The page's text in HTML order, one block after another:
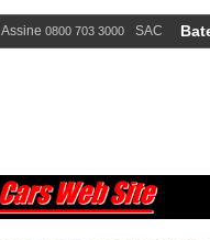
Assine 0800 703 3000 SAC